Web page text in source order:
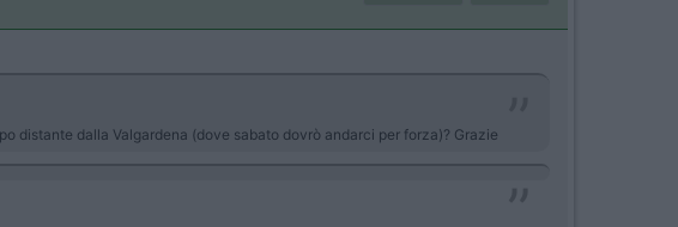
distante dalla Valgardena (dove sabato dovrò andarci per forza)? Grazie